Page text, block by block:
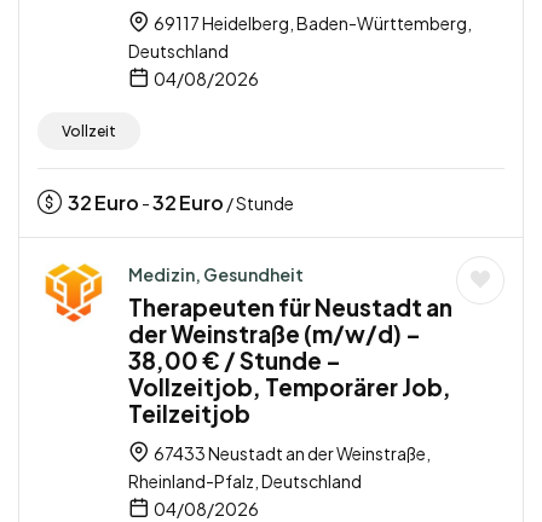
69117 Heidelberg, Baden-Württemberg,
Deutschland
04/08/2026
Vollzeit
32Euro -32Euro / Stunde
Medizin, Gesundheit
Therapeuten für Neustadt an
der Weinstraße (m/w/d) –
38,00 € / Stunde –
Vollzeitjob, Temporärer Job,
Teilzeitjob
67433 Neustadt an der Weinstraße,
Rheinland-Pfalz, Deutschland
04/08/2026